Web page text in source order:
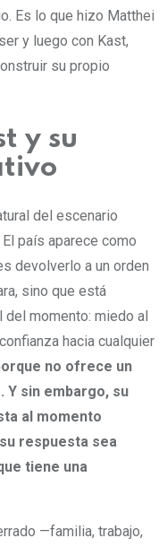
Es lo que hizo Matthei
y luego con Kast,
su propio
y su
del escenario
país aparece como
devolverlo a un orden
sino que está
del momento: miedo al
hacia cualquier
no ofrece un
sin embargo, su
al momento
respuesta sea
tiene una
—familia, trabajo,